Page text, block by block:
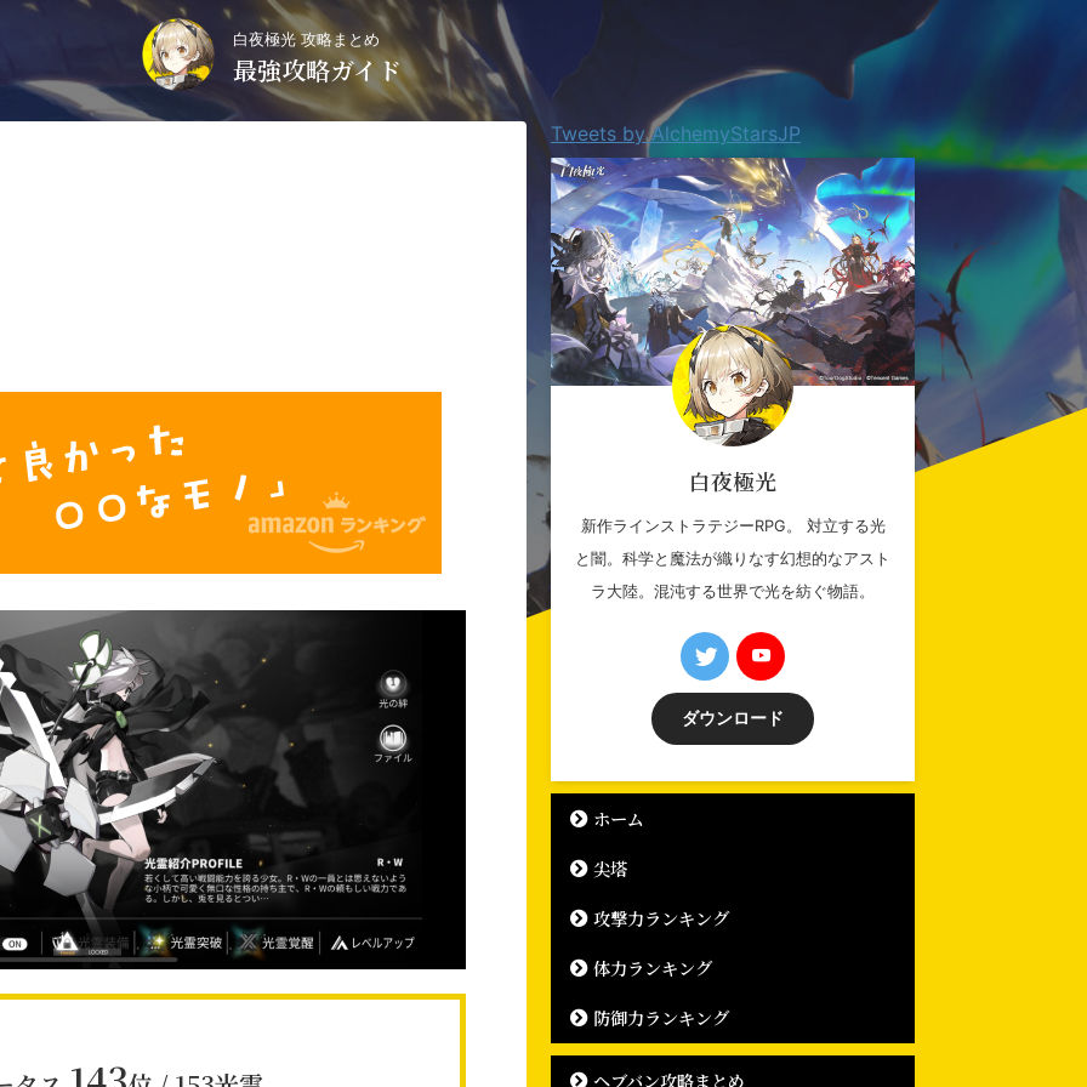
白夜極光 攻略まとめ
最強攻略ガイド
Tweets by AlchemyStarsJP
白夜極光
新作ラインストラテジーRPG。 対立する光
と闇。科学と魔法が織りなす幻想的なアスト
ラ大陸。混沌する世界で光を紡ぐ物語。
ダウンロード
ホーム
尖塔
攻撃力ランキング
体力ランキング
防御力ランキング
ヘブバン攻略まとめ